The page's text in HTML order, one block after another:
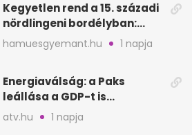
Kegyetlen rend a 15. századi
nördlingeni bordélyban:
verés, éheztetés
hamuesgyemant.hu 1 napja
Energiaválság: a Paks
leállása a GDP-t is
megütheti, int az
Oeconomus
atv.hu 1 napja